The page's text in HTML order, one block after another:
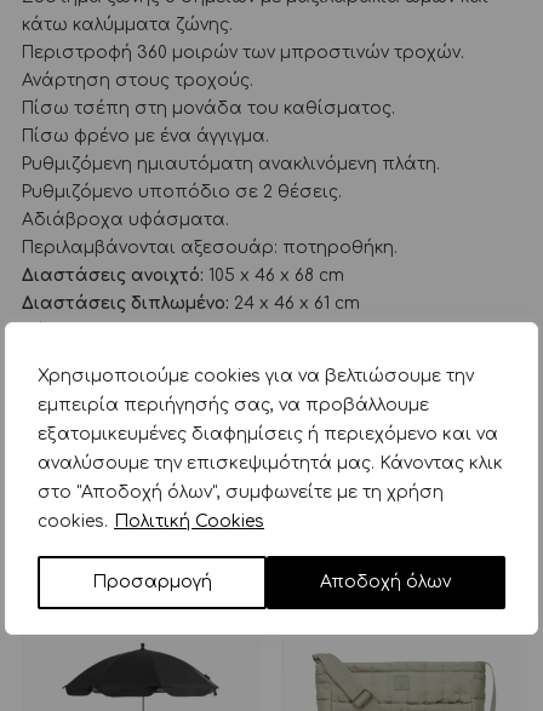
Χρησιμοποιούμε cookies για να βελτιώσουμε την
εμπειρία περιήγησής σας, να προβάλλουμε
εξατομικευμένες διαφημίσεις ή περιεχόμενο και να
αναλύσουμε την επισκεψιμότητά μας. Κάνοντας κλικ
στο "Αποδοχή όλων", συμφωνείτε με τη χρήση
cookies. Πολιτική Cookies
Προσαρμογή Αποδοχή όλων
κάτω καλύμματα ζώνης.
Περιστροφή 360 μοιρών των μπροστινών τροχών.
Ανάρτηση στους τροχούς.
Πίσω τσέπη στη μονάδα του καθίσματος.
Πίσω φρένο με ένα άγγιγμα.
Ρυθμιζόμενη ημιαυτόματη ανακλινόμενη πλάτη.
Ρυθμιζόμενο υποπόδιο σε 2 θέσεις.
Αδιάβροχα υφάσματα.
Περιλαμβάνονται αξεσουάρ: ποτηροθήκη.
Διαστάσεις ανοιχτό: 105 x 46 x 68 cm
Διαστάσεις διπλωμένο: 24 x 46 x 61 cm
Κατηγορίες: Βόλτα Καρότσια kikka boo
ΜΠΟΡΕΙ ΕΠΙΣΗΣ ΝΑ ΣΑΣ
ΑΡΕΣΕΙ…